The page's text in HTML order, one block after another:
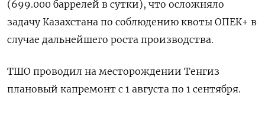
(699.000 баррелей в сутки), что осложняло
задачу Казахстана по соблюдению квоты ОПЕК+ в
случае дальнейшего роста производства.
ТШО проводил на месторождении Тенгиз
плановый капремонт с 1 августа по 1 сентября.